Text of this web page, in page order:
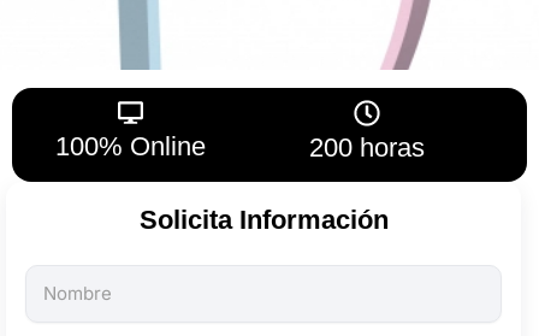
100% Online 200 horas
Solicita Información
Todos
los